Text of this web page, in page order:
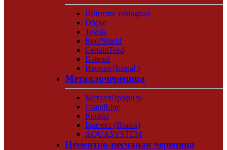
Шинглас (shinglas)
Döcke
Tegola
RoofShield
CertainTeed
Katepal
Икопал (Icopal )
Металлочерепица
МеталлПрофиль
GrandLine
Ruukki
Братекс (Bratex)
AQUASYSTEM
Цементно-песчаная черепица